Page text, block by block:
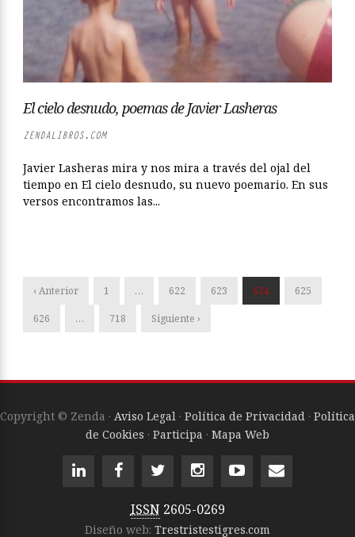
El cielo desnudo, poemas de Javier Lasheras
ZENDALIBROS.COM
Javier Lasheras mira y nos mira a través del ojal del
tiempo en El cielo desnudo, su nuevo poemario. En sus
versos encontramos las...
‹ Anterior 1 … 622 623 624 625
626 … 718 Siguiente ›
Copyright © Zenda · Aviso Legal · Política de Privacidad · Política
de Cookies · Participa · Mapa Web
ISSN 2605-0269
Diseño web: Trestristestigres.com